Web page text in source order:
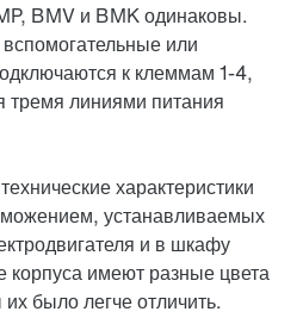
BMV и BMK одинаковы.
или
к клеммам 1-4,
линиями питания
характеристики
устанавливаемых
и в шкафу
имеют разные цвета
было легче отличить.